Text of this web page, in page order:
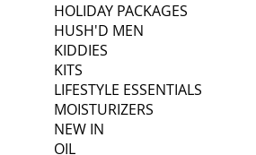
HOLIDAY PACKAGES
HUSH'D MEN
KIDDIES
KITS
LIFESTYLE ESSENTIALS
MOISTURIZERS
NEW IN
OIL